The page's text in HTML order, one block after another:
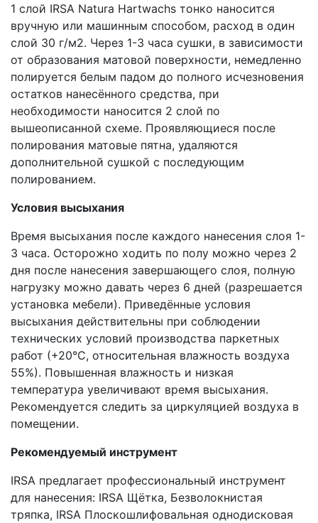
1 слой IRSA Natura Hartwachs тонко наносится
вручную или машинным способом, расход в один
слой 30 г/м2. Через 1-3 часа сушки, в зависимости
от образования матовой поверхности, немедленно
полируется белым падом до полного исчезновения
остатков нанесённого средства, при
необходимости наносится 2 слой по
вышеописанной схеме. Проявляющиеся после
полирования матовые пятна, удаляются
дополнительной сушкой с последующим
полированием.
Условия высыхания
Время высыхания после каждого нанесения слоя 1-
3 часа. Осторожно ходить по полу можно через 2
дня после нанесения завершающего слоя, полную
нагрузку можно давать через 6 дней (разрешается
установка мебели). Приведённые условия
высыхания действительны при соблюдении
технических условий производства паркетных
работ (+20°С, относительная влажность воздуха
55%). Повышенная влажность и низкая
температура увеличивают время высыхания.
Рекомендуется следить за циркуляцией воздуха в
помещении.
Рекомендуемый инструмент
IRSA предлагает профессиональный инструмент
для нанесения: IRSA Щётка, Безволокнистая
тряпка, IRSA Плоскошлифовальная однодисковая